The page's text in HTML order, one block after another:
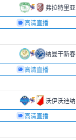
弗拉特里亚
高清直播
纳曼干新春
高清直播
沃伊沃迪纳
高清直播